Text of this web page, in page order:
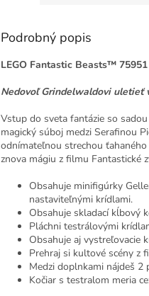
Podrobný popis
LEGO Fantastic Beasts™
Nedovoľ Grindelwaldovi uletieť
Vstup do sveta fantázie so
magický súboj medzi Serafinou
odnímateľnou strechou
znova mágiu z filmu Fantastické
Obsahuje minifigúrky
nastaviteľnými krídlami.
Obsahuje skladací kĺbový
Pláchni testrálovými
Obsahuje aj vystreľovacie
Prehraj si kultové scény z
Medzi doplnkami nájdeš 2
Kočiar s testralom meria